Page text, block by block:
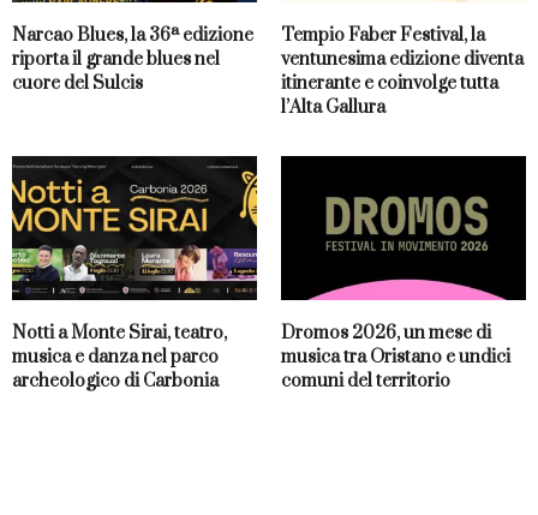
Narcao Blues, la 36ª edizione
riporta il grande blues nel
cuore del Sulcis
Tempio Faber Festival, la
ventunesima edizione diventa
itinerante e coinvolge tutta
l’Alta Gallura
Notti a Monte Sirai, teatro,
musica e danza nel parco
archeologico di Carbonia
Dromos 2026, un mese di
musica tra Oristano e undici
comuni del territorio